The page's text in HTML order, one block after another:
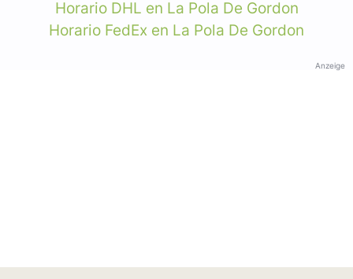
Horario DHL en La Pola De Gordon
Horario FedEx en La Pola De Gordon
Anzeige